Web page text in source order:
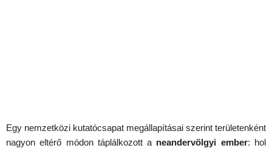
Egy nemzetközi kutatócsapat megállapításai szerint területenként
nagyon eltérő módon táplálkozott a neandervölgyi ember: hol